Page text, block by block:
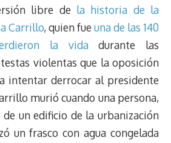
libre de la historia de la
Carrillo, quien fueuna de las 140
la vidadurante las
violentas que la oposición
intentar derrocar al presidente
murió cuando una persona,
un edificio de la urbanización
un frasco con agua congelada